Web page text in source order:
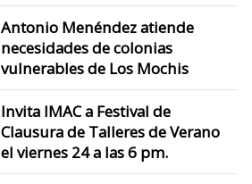
Antonio Menéndez atiende
necesidades de colonias
vulnerables de Los Mochis
Invita IMAC a Festival de
Clausura de Talleres de Verano
el viernes 24 a las 6 pm.